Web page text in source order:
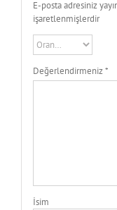
E-posta adresiniz
işaretlenmişlerdir
Değerlendirmeniz*
İsim